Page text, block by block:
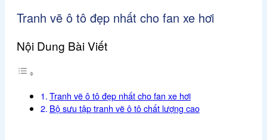
Tranh vẽ ô tô đẹp nhất cho fan xe hơi
Nội Dung Bài Viết
Tranh vẽ ô tô đẹp nhất cho fan xe hơi
Bộ sưu tập tranh vẽ ô tô chất lượng cao